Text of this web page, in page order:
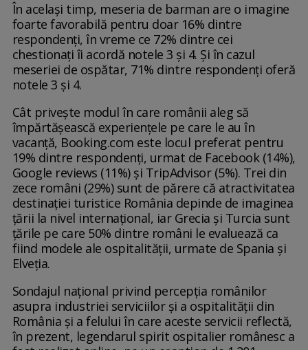
În acelaşi timp, meseria de barman are o imagine
foarte favorabilă pentru doar 16% dintre
respondenţi, în vreme ce 72% dintre cei
chestionaţi îi acordă notele 3 şi 4. Şi în cazul
meseriei de ospătar, 71% dintre respondenţi oferă
notele 3 şi 4.
Cât priveşte modul în care românii aleg să
împărtăşească experienţele pe care le au în
vacanţă, Booking.com este locul preferat pentru
19% dintre respondenţi, urmat de Facebook (14%),
Google reviews (11%) şi TripAdvisor (5%). Trei din
zece români (29%) sunt de părere că atractivitatea
destinaţiei turistice România depinde de imaginea
ţării la nivel internaţional, iar Grecia şi Turcia sunt
ţările pe care 50% dintre români le evaluează ca
fiind modele ale ospitalităţii, urmate de Spania şi
Elveţia.
Sondajul naţional privind percepţia românilor
asupra industriei serviciilor şi a ospitalităţii din
România şi a felului în care aceste servicii reflectă,
în prezent, legendarul spirit ospitalier românesc a